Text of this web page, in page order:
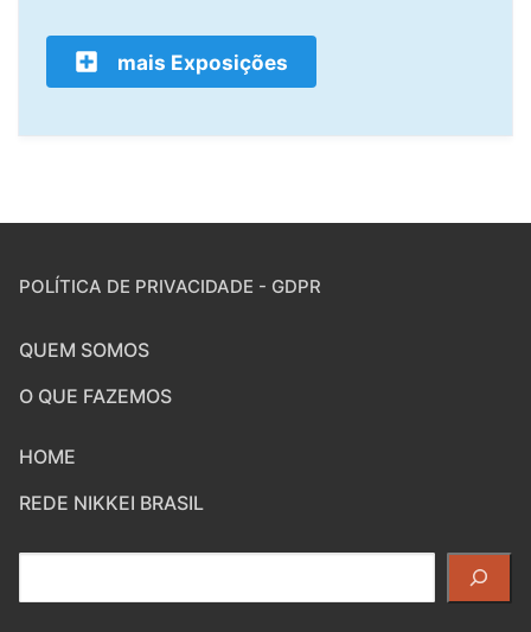
mais Exposições
POLÍTICA DE PRIVACIDADE - GDPR
QUEM SOMOS
O QUE FAZEMOS
HOME
REDE NIKKEI BRASIL